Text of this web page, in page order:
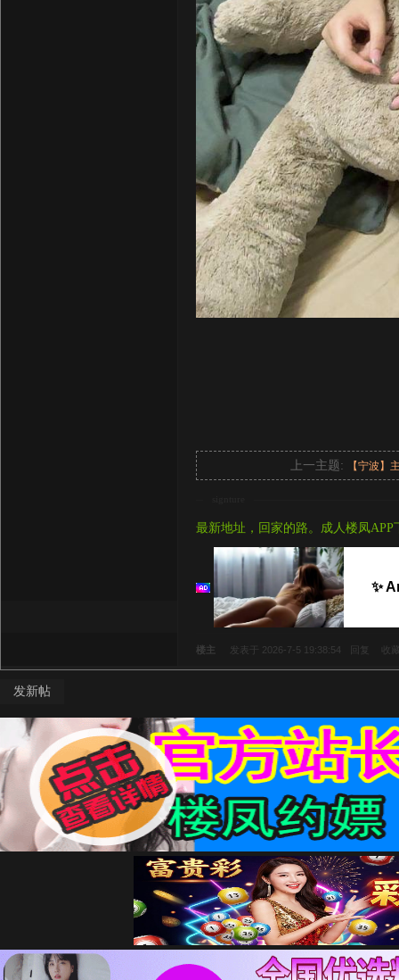
上一主题: 【宁波】
最新地址，回家的路。成人楼凤APP
✨
楼主 发表于 2026-7-5 19:38:54 回复 收
发新帖